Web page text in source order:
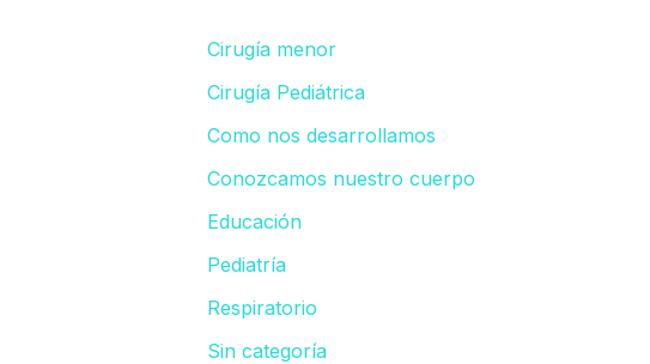
Cirugía menor
Cirugía Pediátrica
Como nos desarrollamos
Conozcamos nuestro cuerpo
Educación
Pediatría
Respiratorio
Sin categoría